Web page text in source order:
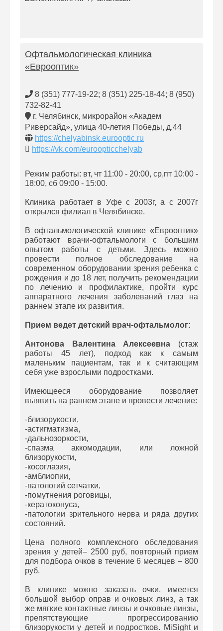
Офтальмологическая клиника
«Еврооптик»
8 (351) 777-19-22; 8 (351) 225-18-44; 8 (950)
732-82-41
г. Челябинск, микрорайон «Академ
Риверсайд», улица 40-летия Победы, д.44
https://chelyabinsk.eurooptic.ru
https://vk.com/euroopticchelyab
Режим работы: вт, чт 11:00 - 20:00, ср,пт 10:00 -
18:00, сб 09:00 - 15:00.
Клиника работает в Уфе с 2003г, а с 2007г
открылся филиал в Челябинске.
В офтальмологической клинике «Еврооптик»
работают врачи-офтальмологи с большим
опытом работы с детьми. Здесь можно
провести полное обследование на
современном оборудовании зрения ребенка с
рождения и до 18 лет, получить рекомендации
по лечению и профилактике, пройти курс
аппаратного лечения заболеваний глаз на
раннем этапе их развития.
Прием ведет детский врач-офтальмолог:
Антонова Валентина Алексеевна (стаж
работы 45 лет), подход как к самым
маленьким пациентам, так и к считающим
себя уже взрослыми подростками.
Имеющееся оборудование позволяет
выявить на раннем этапе и провести лечение:
-близорукости,
-астигматизма,
-дальнозоркости,
-спазма аккомодации, или ложной
близорукости,
-косоглазия,
-амблиопии,
-патологий сетчатки,
-помутнения роговицы,
-кератоконуса,
-патологии зрительного нерва и ряда других
состояний.
Цена полного комплексного обследования
зрения у детей– 2500 руб, повторный прием
для подбора очков в течение 6 месяцев – 800
руб.
В клинике можно заказать очки, имеется
большой выбор оправ и очковых линз, а так
же мягкие контактные линзы и очковые линзы,
препятствующие прогрессированию
близорукости у детей и подростков. MiSight и